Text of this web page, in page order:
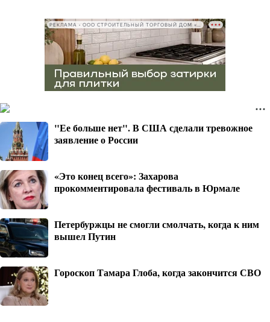
РЕКЛАМА • ООО СТРОИТЕЛЬНЫЙ ТОРГОВЫЙ ДОМ «ПЕТРОВИЧ», ИНН 7802348846
"Ее больше нет". В США сделали тревожное
заявление о России
«Это конец всего»: Захарова
прокомментировала фестиваль в Юрмале
Петербуржцы не смогли смолчать, когда к ним
вышел Путин
Гороскоп Тамара Глоба, когда закончится СВО